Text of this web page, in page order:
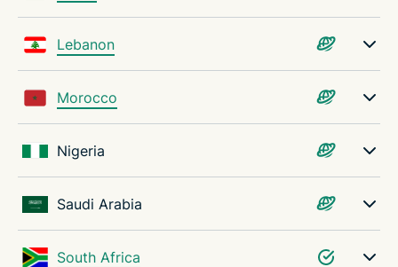
Lebanon
Morocco
Nigeria
Saudi Arabia
South Africa